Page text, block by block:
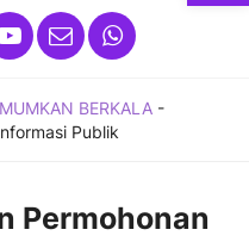
BERKALA-
Publik
Permohonan